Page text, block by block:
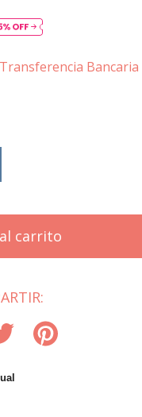
Bancaria